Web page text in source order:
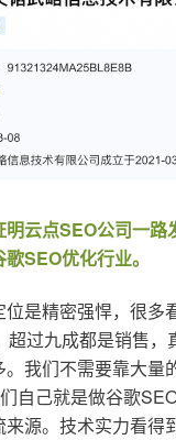
明云点SEO公司一路
SEO优化行业。
是精密强悍，很多
超过九成都是销售，
。我们不需要靠大量
自己就是做谷歌
源。技术实力看得